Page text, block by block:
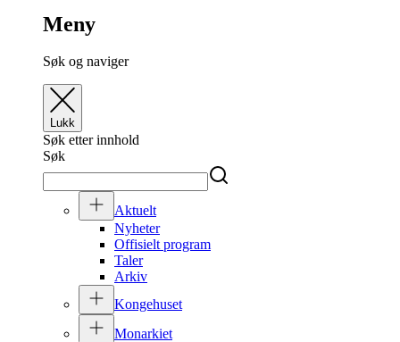
Meny
Søk og naviger
Lukk
Søk etter innhold
Søk
Aktuelt
Nyheter
Offisielt program
Taler
Arkiv
Kongehuset
Monarkiet